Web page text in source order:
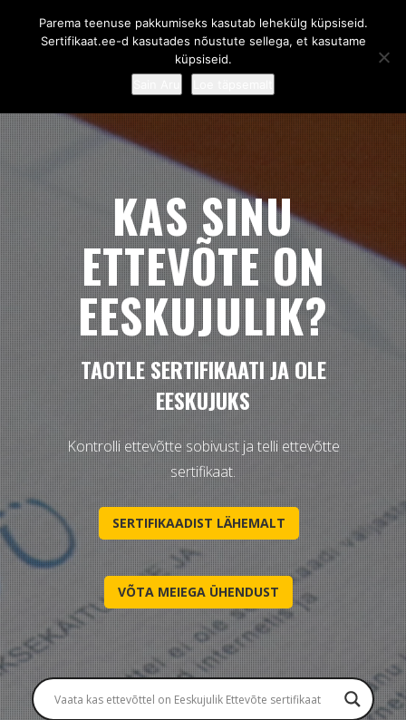
Sertifikaat.ee - Eeskujulik ettevõte
KAS SINU
ETTEVÕTE ON
EESKUJULIK?
TAOTLE SERTIFIKAATI JA OLE
EESKUJUKS
Kontrolli ettevõtte sobivust ja telli ettevõtte
sertifikaat.
SERTIFIKAADIST LÄHEMALT
VÕTA MEIEGA ÜHENDUST
Parema teenuse pakkumiseks kasutab lehekülg küpsiseid.
Sertifikaat.ee-d kasutades nõustute sellega, et kasutame
küpsiseid.